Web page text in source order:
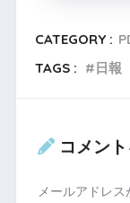
CATEGORY :
TAGS :
日報
コメン
メールアドレス